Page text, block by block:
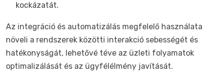
kockázatát.
Az integráció és automatizálás megfelelő használata
növeli a rendszerek közötti interakció sebességét és
hatékonyságát, lehetővé téve az üzleti folyamatok
optimalizálását és az ügyfélélmény javítását.